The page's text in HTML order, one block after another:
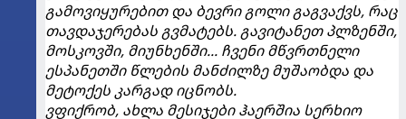
გამოვიყურებით და ბევრი გოლი გაგვაქვს, რაც
თავდაჯერებას გვმატებს. გავიტანეთ პლზენში,
მოსკოვში, მიუნხენში... ჩვენი მწვრთნელი
ესპანეთში წლების მანძილზე მუშაობდა და
მეტოქეს კარგად იცნობს.
ვფიქრობ, ახლა მესიჯები ჰაერშია სერხიო